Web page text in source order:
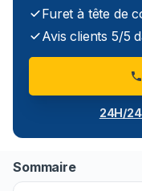
Furet à tête de
Avis clients 5/5
24H/
Sommaire